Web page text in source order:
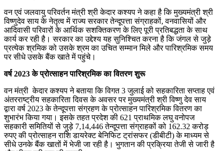
वन एवं जलवायु परिवर्तन मंत्री श्री केदार कश्यप ने कहा है कि मुख्यमंत्री श्री
विष्णुदेव साय के नेतृत्व में राज्य सरकार तेन्दूपत्ता संग्राहकों, वनवासियों और
आदिवासी परिवारों के आर्थिक सशक्तिकरण के लिए पूरी प्रतिबद्धता के साथ
कार्य कर रही है। सरकार का उद्देश्य यह सुनिश्चित करना है कि जंगल से जुड़े
प्रत्येक श्रमिक को उसके श्रम का उचित सम्मान मिले और पारिश्रमिक समय
पर सीधे उसके बैंक खाते में पहुंचे।
वर्ष 2023 के प्रोत्साहन पारिश्रमिक का वितरण शुरू
वन मंत्री केदार कश्यप ने बताया कि विगत 3 जुलाई को सहकारिता सप्ताह एवं
अंतरराष्ट्रीय सहकारिता दिवस के अवसर पर मुख्यमंत्री श्री विष्णु देव साय
द्वारा वर्ष 2023 के तेन्दूपत्ता संग्रहण के प्रोत्साहन पारिश्रमिक वितरण का
शुभारंभ किया गया। इसके तहत प्रदेश की 621 प्राथमिक लघु वनोपज
सहकारी समितियों से जुड़े 7,14,446 तेन्दूपत्ता संग्राहकों को 162.32 करोड़
रुपए की प्रोत्साहन राशि डायरेक्ट बेनिफिट ट्रांसफर (डीबीटी) के माध्यम से
सीधे उनके बैंक खातों में भेजी जा रही है। भुगतान की प्रक्रिया तेजी से जारी है